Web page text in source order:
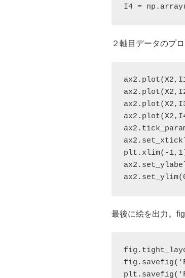
I4 =
２軸目データのプ
plt.xlim(-
最後に絵を出力。